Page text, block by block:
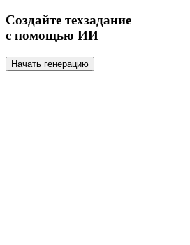
Создайте техзадание
с помощью ИИ
Начать генерацию